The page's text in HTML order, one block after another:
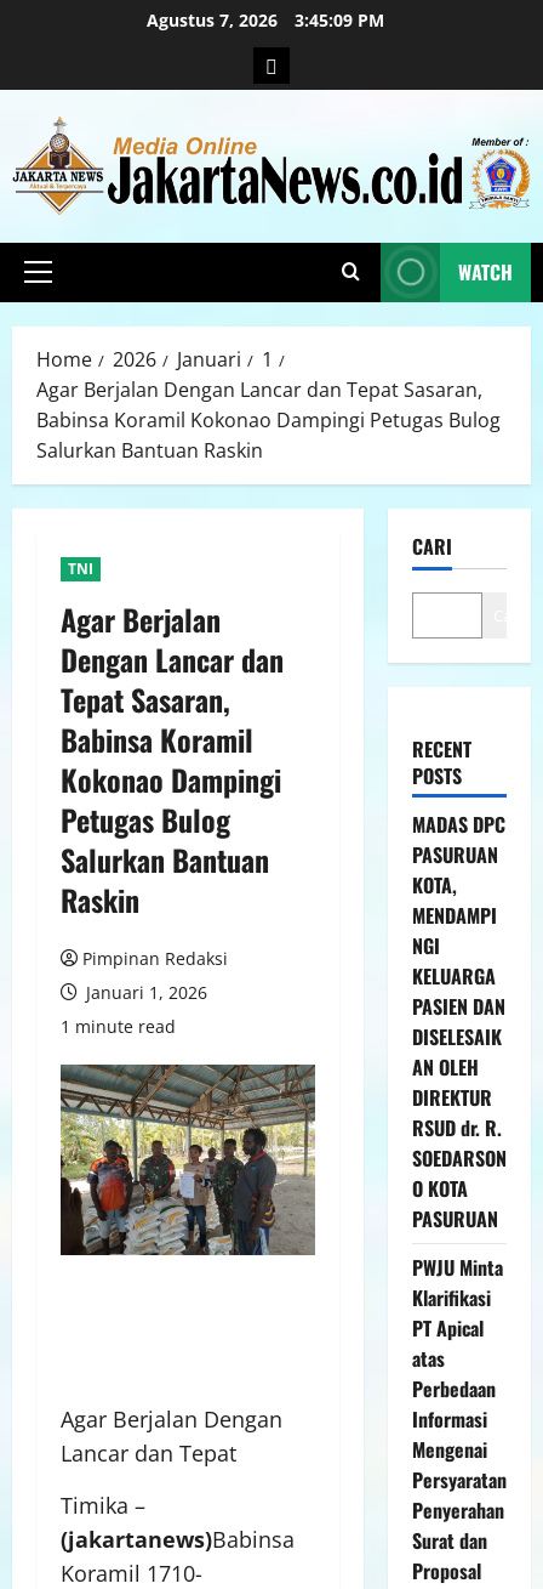
Agustus 7, 2026 3:45:10 PM
WATCH
Home 2026 Januari
1
Agar Berjalan Dengan Lancar dan Tepat Sasaran,
Babinsa Koramil Kokonao Dampingi Petugas Bulog
Salurkan Bantuan Raskin
TNI
Agar Berjalan
Dengan Lancar dan
Tepat Sasaran,
Babinsa Koramil
Kokonao Dampingi
Petugas Bulog
Salurkan Bantuan
Raskin
Pimpinan Redaksi
Januari 1, 2026
1 minute read
Agar Berjalan Dengan
Lancar dan Tepat
Timika –
(jakartanews)Babinsa
Koramil 1710-
CARI
RECENT
POSTS
MADAS DPC
PASURUAN
KOTA,
MENDAMPI
NGI
KELUARGA
PASIEN DAN
DISELESAIK
AN OLEH
DIREKTUR
RSUD dr. R.
SOEDARSON
O KOTA
PASURUAN
PWJU Minta
Klarifikasi
PT Apical
atas
Perbedaan
Informasi
Mengenai
Persyaratan
Penyerahan
Surat dan
Proposal